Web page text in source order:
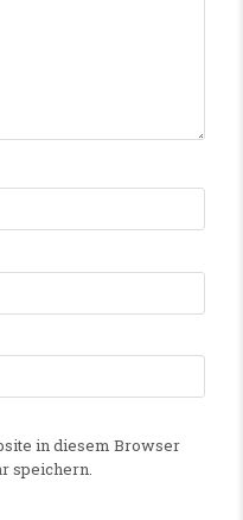
in diesem Browser
speichern.